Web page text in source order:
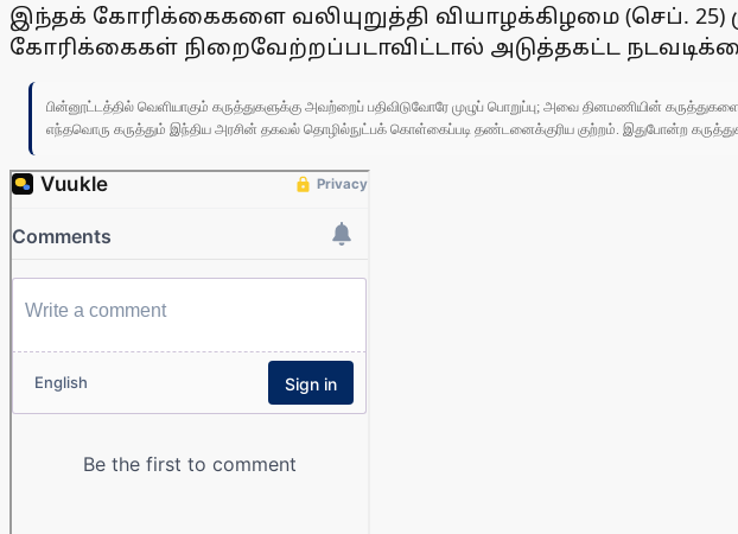
இந்தக் கோரிக்கைகளை வலியுறுத்தி வியாழக்கிழமை (செப்.
கோரிக்கைகள் நிறைவேற்றப்படாவிட்டால் அடுத்தகட்ட
பின்னூட்டத்தில் வெளியாகும் கருத்துகளுக்கு அவற்றைப் பதிவிடுவோரே முழுப் பொறுப்பு; அவை தினமணியின்
எந்தவொரு கருத்தும் இந்திய அரசின் தகவல் தொழில்நுட்பக் கொள்கைப்படி தண்டனைக்குரிய குற்றம். இதுபோன்ற